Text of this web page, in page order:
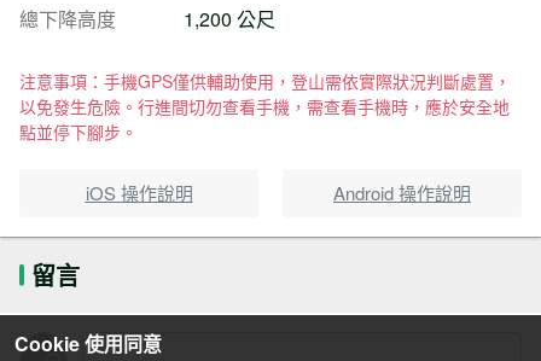
總下降高度
1,200 公尺
注意事項：手機GPS僅供輔助使用，登山需依實際狀況判斷處置，
以免發生危險。行進間切勿查看手機，需查看手機時，應於安全地
點並停下腳步。
iOS 操作說明 Android 操作說明
留言
Cookie 使用同意